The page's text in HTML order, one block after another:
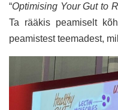
“Optimising Your Gut to
Ta rääkis peamiselt
peamistest teemadest,